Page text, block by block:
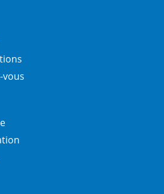
vous